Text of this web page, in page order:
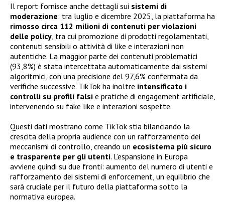
Il report fornisce anche dettagli sui sistemi di
moderazione: tra luglio e dicembre 2025, la piattaforma ha
rimosso circa 112 milioni di contenuti per violazioni
delle policy , tra cui promozione di prodotti regolamentati,
contenuti sensibili o attività di like e interazioni non
autentiche. La maggior parte dei contenuti problematici
(93,8%) è stata intercettata automaticamente dai sistemi
algoritmici, con una precisione del 97,6% confermata da
verifiche successive. TikTok ha inoltre intensificato i
controlli su profili falsi e pratiche di engagement artificiale,
intervenendo su fake like e interazioni sospette.
Questi dati mostrano come TikTok stia bilanciando la
crescita della propria audience con un rafforzamento dei
meccanismi di controllo, creando un ecosistema più sicuro
e trasparente per gli utenti. L’espansione in Europa
avviene quindi su due fronti: aumento del numero di utenti e
rafforzamento dei sistemi di enforcement, un equilibrio che
sarà cruciale per il futuro della piattaforma sotto la
normativa europea.